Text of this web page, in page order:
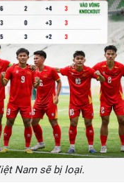
Nam sẽ bị loại.